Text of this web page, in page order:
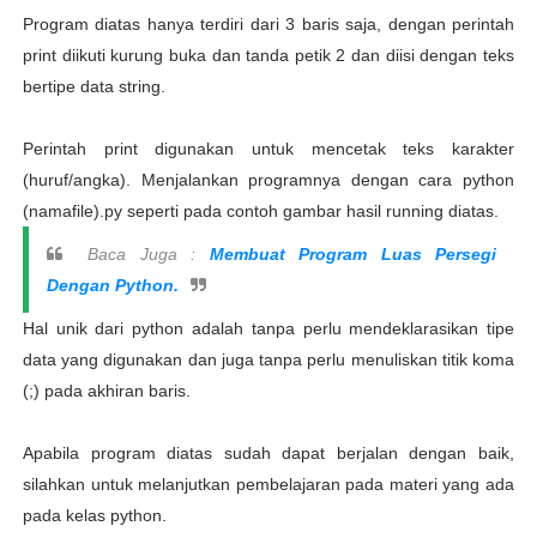
Program diatas hanya terdiri dari 3 baris saja, dengan perintah
print diikuti kurung buka dan tanda petik 2 dan diisi dengan teks
bertipe data string.
Perintah print digunakan untuk mencetak teks karakter
(huruf/angka). Menjalankan programnya dengan cara python
(namafile).py seperti pada contoh gambar hasil running diatas.
Baca Juga : Membuat Program Luas Persegi
Dengan Python.
Hal unik dari python adalah tanpa perlu mendeklarasikan tipe
data yang digunakan dan juga tanpa perlu menuliskan titik koma
(;) pada akhiran baris.
Apabila program diatas sudah dapat berjalan dengan baik,
silahkan untuk melanjutkan pembelajaran pada materi yang ada
pada kelas python.